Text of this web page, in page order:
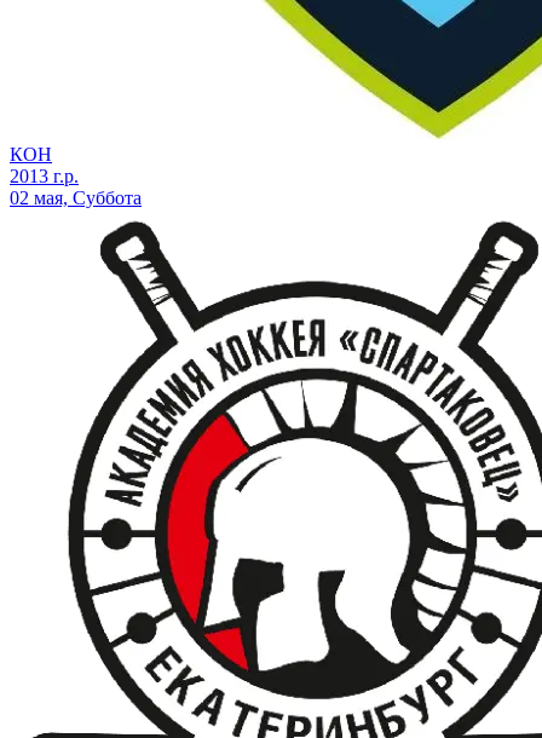
КОН
2013 г.р.
02 мая, Суббота